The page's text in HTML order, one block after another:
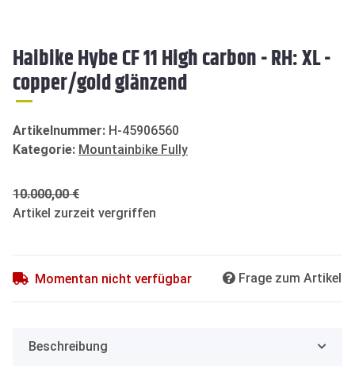
Haibike Hybe CF 11 High carbon - RH: XL -
copper/gold glänzend
Artikelnummer: H-45906560
Kategorie: Mountainbike Fully
10.000,00 €
Artikel zurzeit vergriffen
Momentan nicht verfügbar Frage zum Artikel
Beschreibung